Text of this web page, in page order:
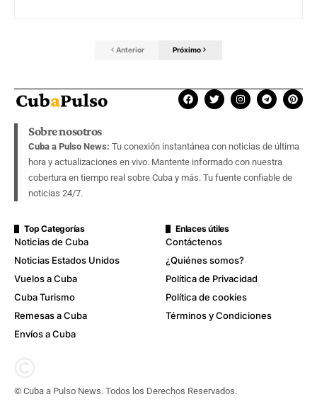
Anterior Próximo
Sobre nosotros
Cuba a Pulso News: Tu conexión instantánea con noticias de última
hora y actualizaciones en vivo. Mantente informado con nuestra
cobertura en tiempo real sobre Cuba y más. Tu fuente confiable de
noticias 24/7.
Top Categorías
Noticias de Cuba
Noticias Estados Unidos
Vuelos a Cuba
Cuba Turismo
Remesas a Cuba
Envíos a Cuba
Enlaces útiles
Contáctenos
¿Quiénes somos?
Política de Privacidad
Política de cookies
Términos y Condiciones
© Cuba a Pulso News. Todos los Derechos Reservados.